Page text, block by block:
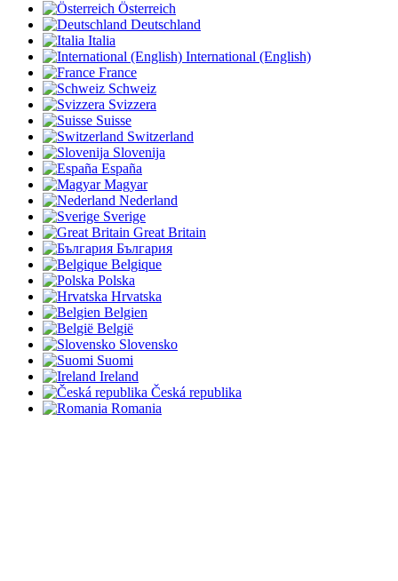
Österreich
Deutschland
Italia
International (English)
France
Schweiz
Svizzera
Suisse
Switzerland
Slovenija
España
Magyar
Nederland
Sverige
Great Britain
България
Belgique
Polska
Hrvatska
Belgien
België
Slovensko
Suomi
Ireland
Česká republika
Romania